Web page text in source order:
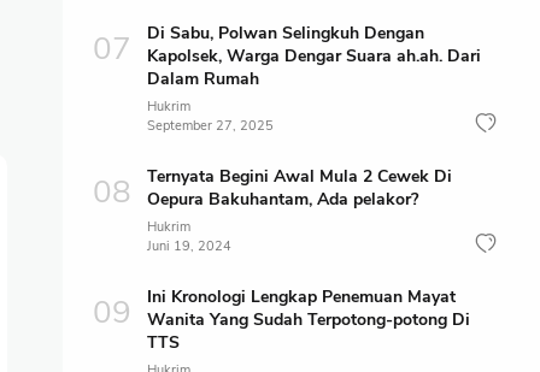
Di Sabu, Polwan Selingkuh Dengan
Kapolsek, Warga Dengar Suara ah.ah. Dari
Dalam Rumah
Hukrim
September 27, 2025
Ternyata Begini Awal Mula 2 Cewek Di
Oepura Bakuhantam, Ada pelakor?
Hukrim
Juni 19, 2024
Ini Kronologi Lengkap Penemuan Mayat
Wanita Yang Sudah Terpotong-potong Di
TTS